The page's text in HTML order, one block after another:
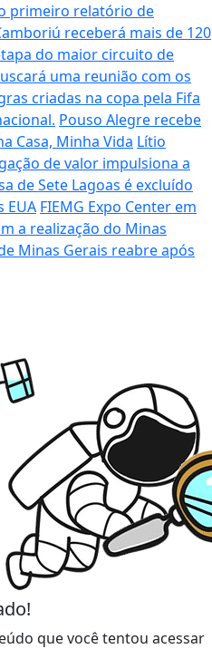
primeiro relatório de
receberá mais de 120
do maior circuito de
uma reunião com os
criadas na copa pela Fifa
Pouso Alegre recebe
Casa, Minha Vida Lítio
de valor impulsiona a
de Sete Lagoas é excluído
EUA FIEMG Expo Center em
a realização do Minas
Minas Gerais reabre após
que você tentou acessar